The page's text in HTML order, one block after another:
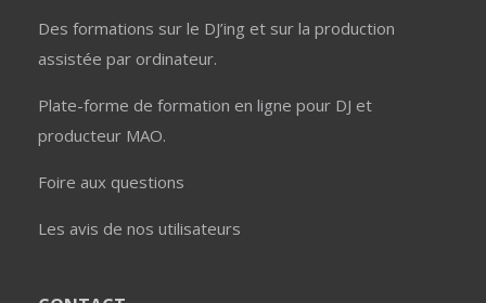
Des formations sur le DJ’ing et sur la production
assistée par ordinateur.
Plate-forme de formation en ligne pour DJ et
producteur MAO.
Foire aux questions
Les avis de nos utilisateurs